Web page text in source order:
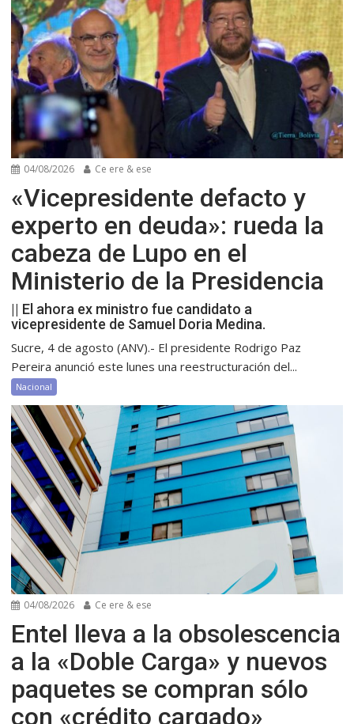
04/08/2026 Ce ere & ese
«Vicepresidente defacto y
experto en deuda»: rueda la
cabeza de Lupo en el
Ministerio de la Presidencia
|| El ahora ex ministro fue candidato a
vicepresidente de Samuel Doria Medina.
Sucre, 4 de agosto (ANV).- El presidente Rodrigo Paz
Pereira anunció este lunes una reestructuración del...
Nacional
04/08/2026 Ce ere & ese
Entel lleva a la obsolescencia
a la «Doble Carga» y nuevos
paquetes se compran sólo
con «crédito cargado»